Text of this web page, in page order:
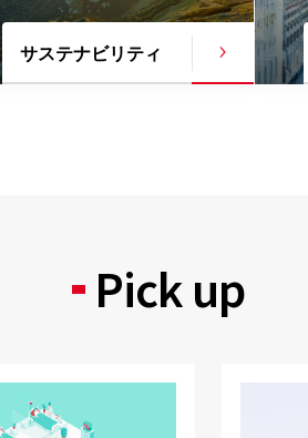
サステナビリティ
Pick up